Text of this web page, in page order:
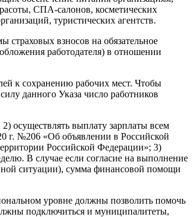
СПА-салонов, косметических
туристических агентств.
страховых взносов на обязательное
работодателя) в отношении
к сохранению рабочих мест. Чтобы
данного Указа число работников
осуществлять выплату зарплаты всем
г. №206 «Об объявлении в Российской
Российской Федерации»; 3)
В случае если согласие на выполнение
ситуации), сумма финансовой помощи
уровне должны позволить помочь
подключиться и муниципалитеты,